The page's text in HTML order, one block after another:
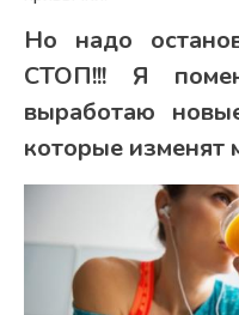
Но надо
СТОП!!! Я
выработаю
которые изменят